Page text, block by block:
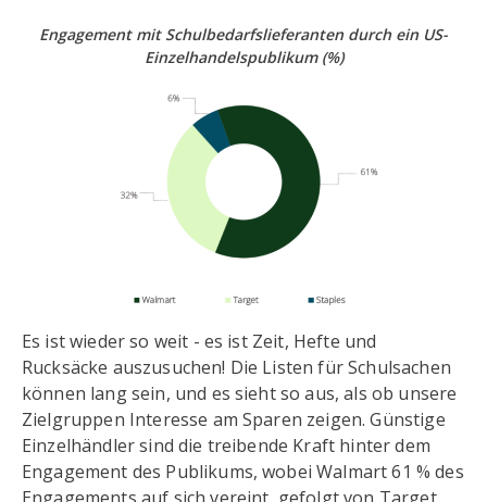
Engagement mit Schulbedarfslieferanten durch ein US-
Einzelhandelspublikum (%)
Es ist wieder so weit - es ist Zeit, Hefte und
Rucksäcke auszusuchen! Die Listen für Schulsachen
können lang sein, und es sieht so aus, als ob unsere
Zielgruppen Interesse am Sparen zeigen. Günstige
Einzelhändler sind die treibende Kraft hinter dem
Engagement des Publikums, wobei Walmart 61 % des